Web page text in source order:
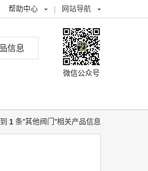
帮助中心 网站导航
信息
微信公众号
1 条"其他阀门"相关产品信息